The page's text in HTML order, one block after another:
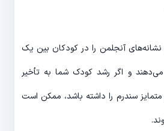
نشانه‌های آنجلمن را در کودکان بین یک
و اگر رشد کودک شما به تأخیر
متمایز سندرم را داشته باشد، ممکن است